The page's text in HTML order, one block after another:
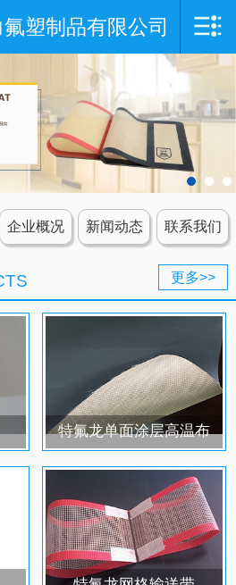
网站导航
网站首页
企业概况
产品中心
服务保障
塑制品有限公司
企业概况 新闻动态 联系我们
更多>>
特氟龙单面涂层高温布